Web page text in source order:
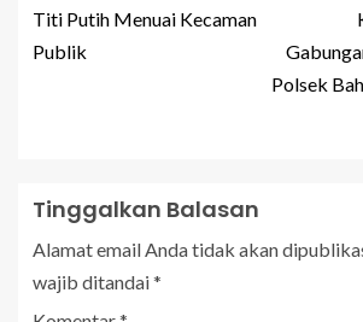
Titi Putih Menuai Kecaman
Publik
Polsek
Tinggalkan Balasan
Alamat email Anda tidak akan
wajib ditandai*